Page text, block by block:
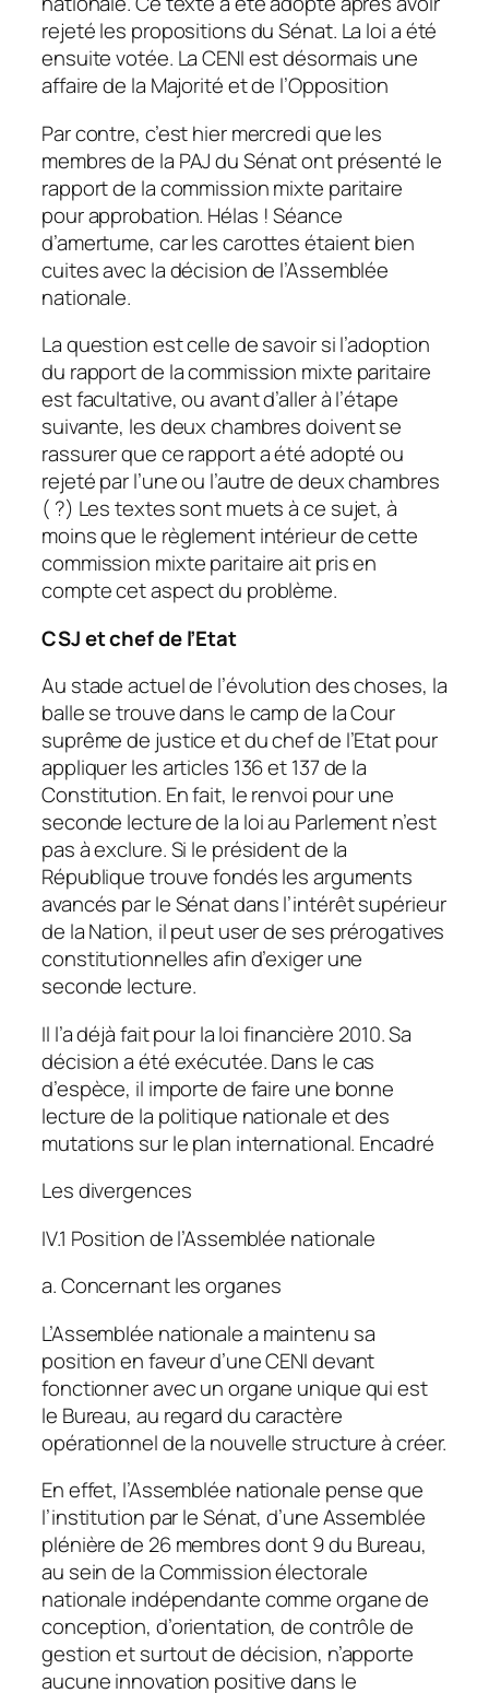
rejeté les propositions du Sénat. La loi a été
ensuite votée. La CENI est désormais une
affaire de la Majorité et de l’Opposition
Par contre, c’est hier mercredi que les
membres de la PAJ du Sénat ont présenté le
rapport de la commission mixte paritaire
pour approbation. Hélas ! Séance
d’amertume, car les carottes étaient bien
cuites avec la décision de l’Assemblée
nationale.
La question est celle de savoir si l’adoption
du rapport de la commission mixte paritaire
est facultative, ou avant d’aller à l’étape
suivante, les deux chambres doivent se
rassurer que ce rapport a été adopté ou
rejeté par l’une ou l’autre de deux chambres
( ?) Les textes sont muets à ce sujet, à
moins que le règlement intérieur de cette
commission mixte paritaire ait pris en
compte cet aspect du problème.
CSJ et chef de l’Etat
Au stade actuel de l’évolution des choses, la
balle se trouve dans le camp de la Cour
suprême de justice et du chef de l’Etat pour
appliquer les articles 136 et 137 de la
Constitution. En fait, le renvoi pour une
seconde lecture de la loi au Parlement n’est
pas à exclure. Si le président de la
République trouve fondés les arguments
avancés par le Sénat dans l’intérêt supérieur
de la Nation, il peut user de ses prérogatives
constitutionnelles afin d’exiger une
seconde lecture.
Il l’a déjà fait pour la loi financière 2010. Sa
décision a été exécutée. Dans le cas
d’espèce, il importe de faire une bonne
lecture de la politique nationale et des
mutations sur le plan international. Encadré
Les divergences
IV.1 Position de l’Assemblée nationale
a. Concernant les organes
L’Assemblée nationale a maintenu sa
position en faveur d’une CENI devant
fonctionner avec un organe unique qui est
le Bureau, au regard du caractère
opérationnel de la nouvelle structure à créer.
En effet, l’Assemblée nationale pense que
l’institution par le Sénat, d’une Assemblée
plénière de 26 membres dont 9 du Bureau,
au sein de la Commission électorale
nationale indépendante comme organe de
conception, d’orientation, de contrôle de
gestion et surtout de décision, n’apporte
aucune innovation positive dans le